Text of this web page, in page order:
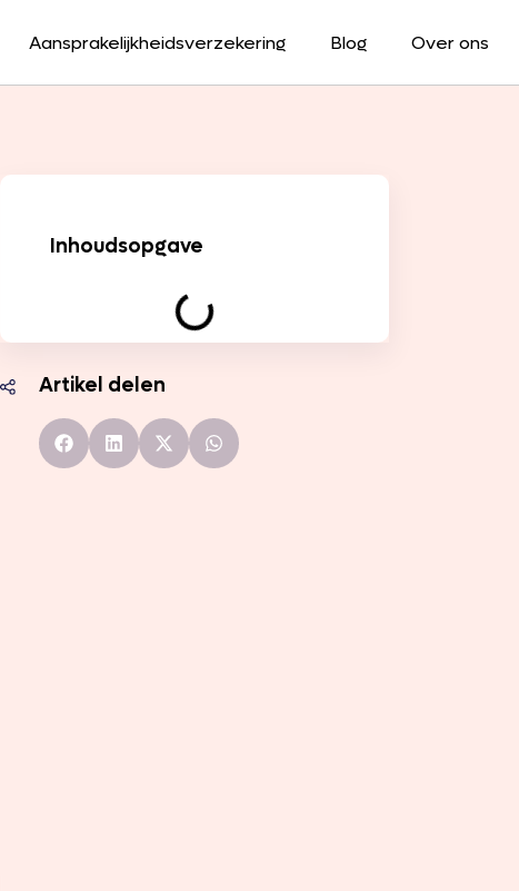
Aansprakelijkheidsverzekering Blog Over ons
Inhoudsopgave
Artikel delen